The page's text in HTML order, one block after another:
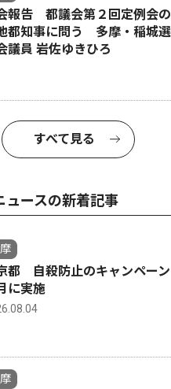
報告 都議会第２回定例会
都知事に問う 多摩・稲城
議員 岩佐ゆきひろ
すべて見る
ュースの新着記事
都 自殺防止のキャンペー
に実施